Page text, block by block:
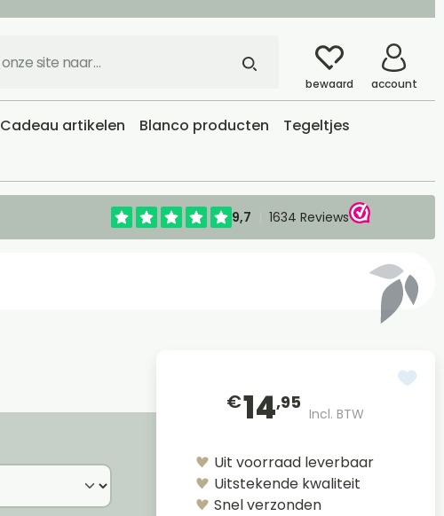
bewaard account
Cadeau artikelen Blanco producten
Tegeltjes
€14,95
Incl. BTW
Uit voorraad leverbaar
Uitstekende kwaliteit
Snel verzonden